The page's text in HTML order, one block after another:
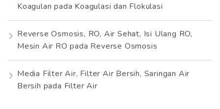
Koagulan pada Koagulasi dan Flokulasi
Reverse Osmosis, RO, Air Sehat, Isi Ulang RO,
Mesin Air RO pada Reverse Osmosis
Media Filter Air, Filter Air Bersih, Saringan Air
Bersih pada Filter Air